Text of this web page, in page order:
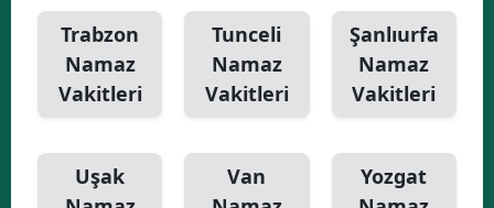
Trabzon
Namaz
Vakitleri
Tunceli
Namaz
Vakitleri
Şanlıurfa
Namaz
Vakitleri
Uşak
Van
Yozgat